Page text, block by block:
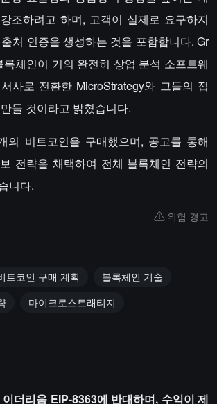
조하려고 하며, 고객이 실제로 요구하지
처 인증을 생성하는 것을 포함합니다. Gr
체인이 거의 완전히 상업 분석 소프트웨
사로 전환한 MicroStrategy와 그들의 접
들 것이라고 밝혔습니다.
의 비트코인을 구매했으며, 공고를 통해
전략을 채택하여 전체 블록체인 전략의
니다.
위험 경고
트코인 구매 계획
블록체인 기술
마이크로스트래티지
더리움 EIP-8363에 반대하며, 수익이 제